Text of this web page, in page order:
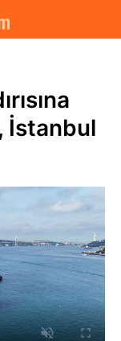
İstanbul